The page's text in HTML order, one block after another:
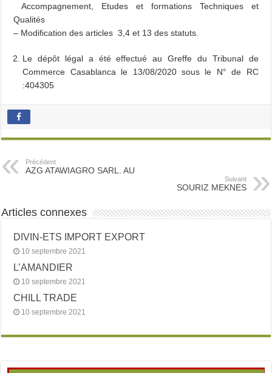
Accompagnement, Etudes et formations Techniques et
Qualités
– Modification des articles 3,4 et 13 des statuts.
Le dépôt légal a été effectué au Greffe du Tribunal de
Commerce Casablanca le 13/08/2020 sous le N° de RC
:404305
Précédent
AZG ATAWIAGRO SARL. AU
Suivant
SOURIZ MEKNES
Articles connexes
DIVIN-ETS IMPORT EXPORT
10 septembre 2021
L’AMANDIER
10 septembre 2021
CHILL TRADE
10 septembre 2021